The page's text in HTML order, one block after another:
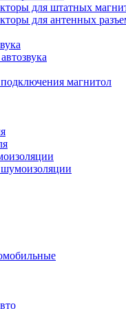
для штатных
для антенных
магнитол